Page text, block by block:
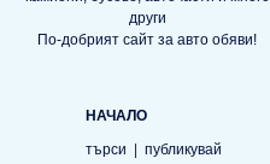
По-добрият сайт за авто обяви!
НАЧАЛО
търси
публикувай